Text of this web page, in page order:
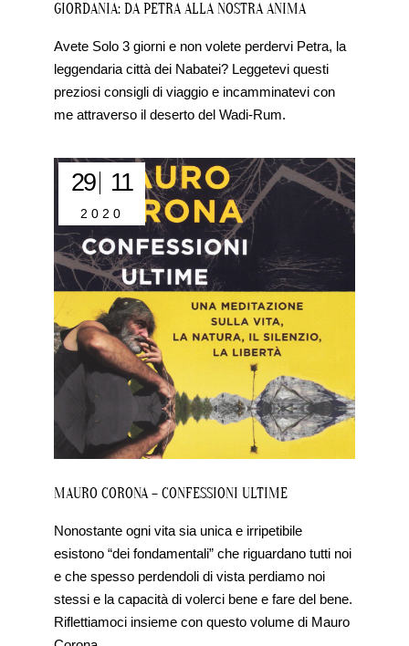
GIORDANIA: DA PETRA ALLA NOSTRA ANIMA
Avete Solo 3 giorni e non volete perdervi Petra, la
leggendaria città dei Nabatei? Leggetevi questi
preziosi consigli di viaggio e incamminatevi con
me attraverso il deserto del Wadi-Rum.
29 11
2020
MAURO CORONA – CONFESSIONI ULTIME
Nonostante ogni vita sia unica e irripetibile
esistono “dei fondamentali” che riguardano tutti noi
e che spesso perdendoli di vista perdiamo noi
stessi e la capacità di volerci bene e fare del bene.
Riflettiamoci insieme con questo volume di Mauro